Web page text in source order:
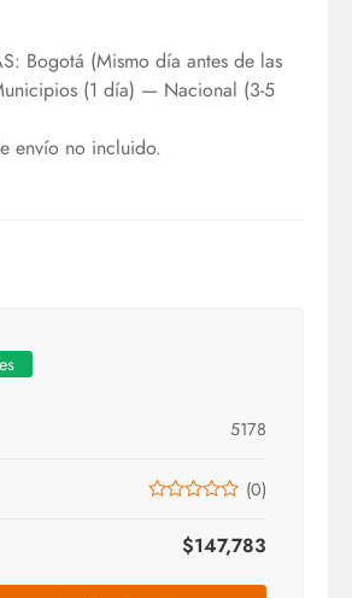
Bogotá (Mismo día antes de las
(1 día) — Nacional (3-5
envío no incluido.
5178
(0)
$147,783